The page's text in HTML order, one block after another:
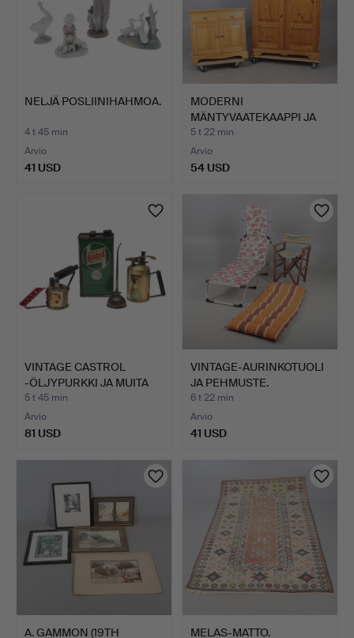
NELJÄ POSLIINIHAHMOA.
4 t 45 min
Arvio
41 USD
MODERNI
MÄNTYVAATEKAAPPI JA
LIPASTO.
5 t 22 min
Arvio
54 USD
VINTAGE CASTROL
-ÖLJYPURKKI JA MUITA
ESINE…
5 t 45 min
Arvio
81 USD
VINTAGE-AURINKOTUOLI
JA PEHMUSTE.
6 t 22 min
Arvio
41 USD
A. GAMMON (19TH MELAS-MATTO.